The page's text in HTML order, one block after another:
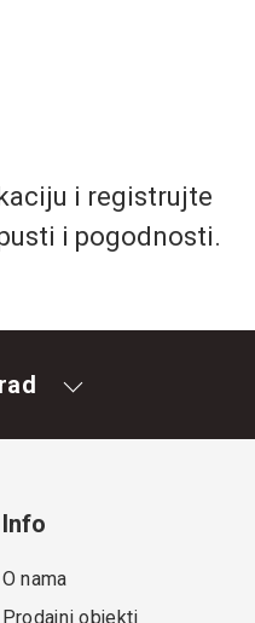
i registrujte
i pogodnosti.
Info
O nama
Prodajni objekti